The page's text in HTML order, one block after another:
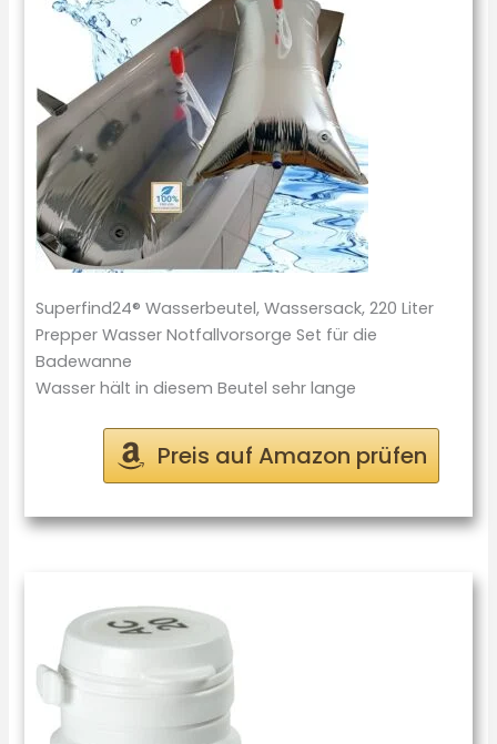
Superfind24® Wasserbeutel, Wassersack, 220 Liter
Prepper Wasser Notfallvorsorge Set für die
Badewanne
Wasser hält in diesem Beutel sehr lange
Preis auf Amazon prüfen